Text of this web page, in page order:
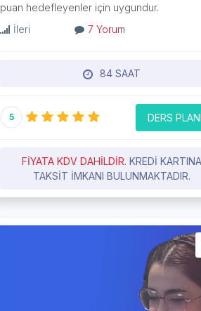
puan hedefleyenler için uygundur.
İleri
7 Yorum
84 SAAT
5 DERS
FIYATA KDV DAHILDIR. KREDI KARTINA
TAKSIT IMKANI BULUNMAKTADIR.